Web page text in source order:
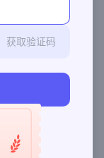
获取验证码